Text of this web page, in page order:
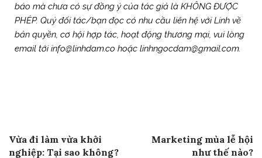
báo mà chưa có sự đồng ý của tác giả là KHÔNG ĐƯỢC
PHÉP. Quý đối tác/bạn đọc có nhu cầu liên hệ với Linh về
bản quyền, cơ hội hợp tác, hoạt động thương mại, vui lòng
email tới info@linhdam.co hoặc linhngocdam@gmail.com.
Post
Vừa đi làm vừa khởi
nghiệp: Tại sao không?
Marketing mùa lễ hội
như thế nào?